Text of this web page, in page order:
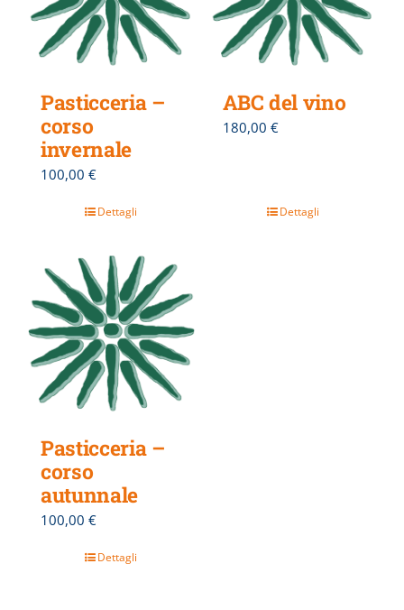
Pasticceria –
corso
invernale
100,00 €
Dettagli
ABC del vino
180,00 €
Dettagli
Pasticceria –
corso
autunnale
100,00 €
Dettagli